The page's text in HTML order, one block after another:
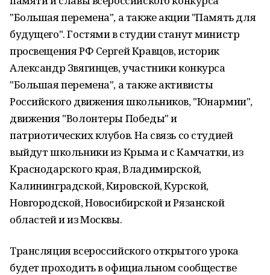
"Большая перемена", а также акции "Память для
будущего". Гостями в студии станут министр
просвещения РФ Сергей Кравцов, историк
Александр Звягинцев, участники конкурса
"Большая перемена", а также активисты
Российского движения школьников, "Юнармии",
движения "Волонтеры Победы" и
патриотических клубов. На связь со студией
выйдут школьники из Крыма и с Камчатки, из
Краснодарского края, Владимирской,
Калининградской, Кировской, Курской,
Новгородской, Новосибирской и Рязанской
областей и из Москвы.
Трансляция всероссийского открытого урока
будет проходить в официальном сообществе